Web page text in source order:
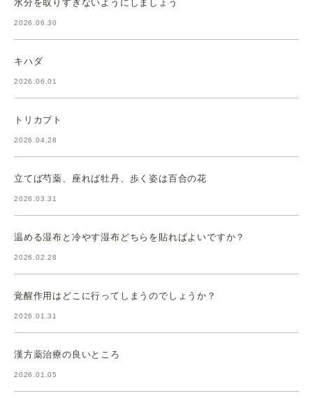
2026.06.30
キハダ
2026.06.01
トリカブト
2026.04.28
立てば芍薬、座れば牡丹、歩く姿は百合の花
2026.03.31
温める湿布と冷やす湿布どちらを貼ればよいですか？
2026.02.28
覚醒作用はどこに行ってしまうのでしょうか？
2026.01.31
漢方薬治療の良いところ
2026.01.05